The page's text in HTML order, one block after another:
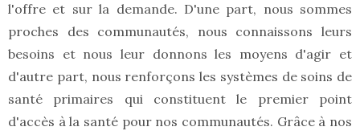
l'offre et sur la demande. D'une part, nous sommes
proches des communautés, nous connaissons leurs
besoins et nous leur donnons les moyens d'agir et
d'autre part, nous renforçons les systèmes de soins de
santé primaires qui constituent le premier point
d'accès à la santé pour nos communautés. Grâce à nos